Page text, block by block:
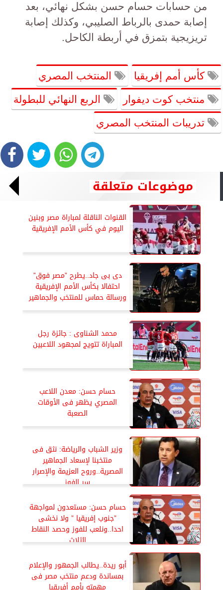
من حسابات حسام حسن بشكل نهائي، بعد
إصابة حمدى بالرباط الصليبي، وكذلك إصابة
تريزيجية بتمزق في أربطة الكاحل.
كأس أمم إفريقيا المنتخب المصري
منتخب كوت ديفوار الربع النهائي للبطولة
تدريبات المنتخب المصري
موضوعات متعلقة
القنوات الناقلة لمباراة مصر وبنين
اليوم في كأس الأمم الإفريقية
دى بى جاد..يطرح ”مصر فوق”
احتفالا بكأس الأمم الإفريقية
ورسالة حماس للمنتخب والجماهير
محمد الشناوى : جائزة رجل
المباراة تتويج لمجهود اللاعبين
حسام حسن: معدن اللاعب
المصري يظهر فى الأوقات
الصعبة
وزير الشباب والرياضة: نثق فى
منتخبنا لإسعاد الجماهير
المصرية..وروح العزيمة والإصرار
سر الفوز
حسام حسن: مستعدون لمواجهة
”جنوب إفريقيا ” ولا نخشى
احدا..ونلعب للفوز وحصد النقاط
الثلاث
أبو ريدة..يطالب الجمهور والإعلام
بمساندة ودعم منتخب مصر فى
مهمته بأمم أفريقيا